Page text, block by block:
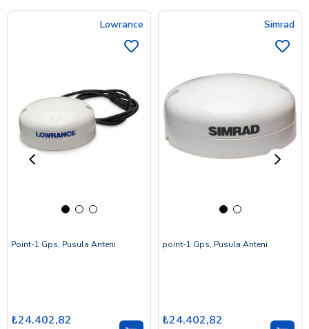
Lowrance
Point-1 Gps, Pusula Anteni
₺24.402,82
Simrad
point-1 Gps, Pusula Anteni
₺24.402,82